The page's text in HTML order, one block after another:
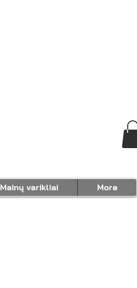
Mainų varikliai More